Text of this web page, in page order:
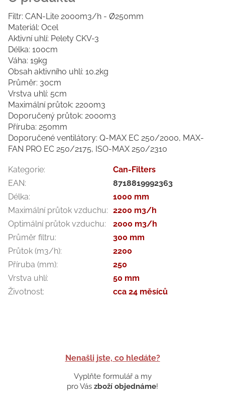
Nenašli jste, co hledáte?
Vyplňte formulář a my
pro Vás zboží objednáme!
Filtr: CAN-Lite 2000m3/h - Ø250mm
Materiál: Ocel
Aktivní uhlí: Pelety CKV-3
Délka: 100cm
Váha: 19kg
Obsah aktivního uhlí: 10.2kg
Průměr: 30cm
Vrstva uhlí: 5cm
Maximální průtok: 2200m3
Doporučený průtok: 2000m3
Příruba: 250mm
Doporučené ventilátory: Q-MAX EC 250/2000, MAX-
FAN PRO EC 250/2175, ISO-MAX 250/2310
Kategorie:
Can-Filters
EAN:
8718819992363
Délka:
1000 mm
Maximální průtok vzduchu: 2200 m3/h
Optimální průtok vzduchu:
2000 m3/h
Průměr filtru:
300 mm
Průtok (m3/h):
2200
Příruba (mm):
250
Vrstva uhlí:
50 mm
Životnost: cca 24 měsíců